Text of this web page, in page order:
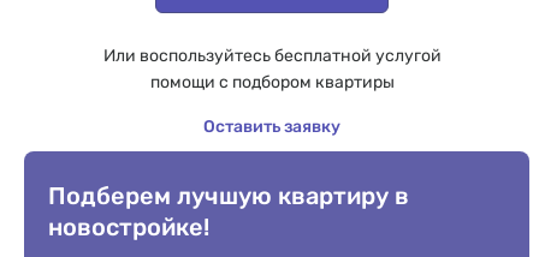
Или воспользуйтесь бесплатной услугой
помощи с подбором квартиры
Оставить заявку
Подберем лучшую квартиру в
новостройке!